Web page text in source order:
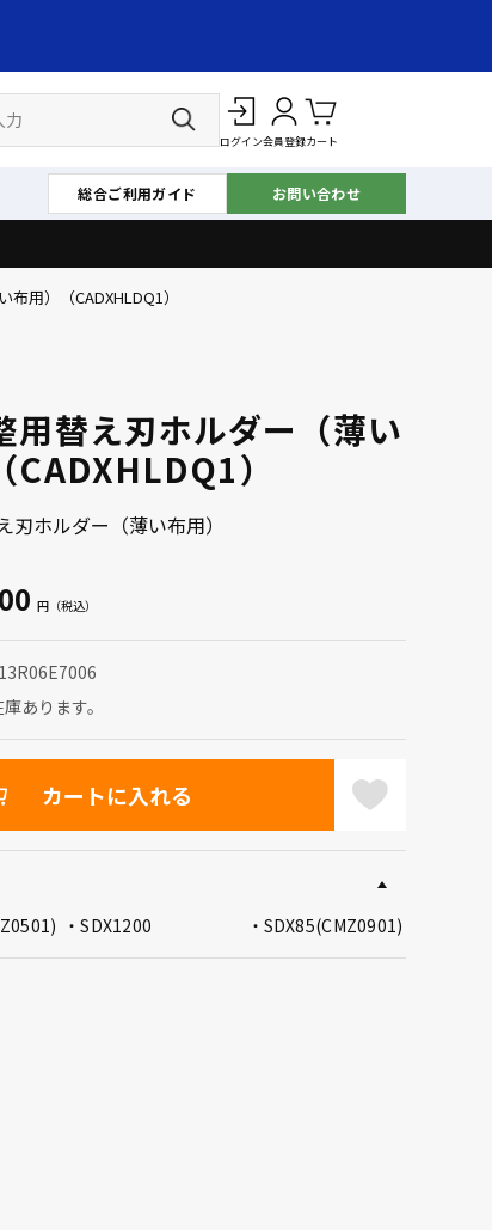
ログイン会員登録カート
総合ご利用ガイド お問い合わせ
用）（CADXHLDQ1）
用替え刃ホルダー（薄い
CADXHLDQ1）
刃ホルダー（薄い布用）
あります。
SDX1200 SDX85(CMZ0901)
カートに入れる